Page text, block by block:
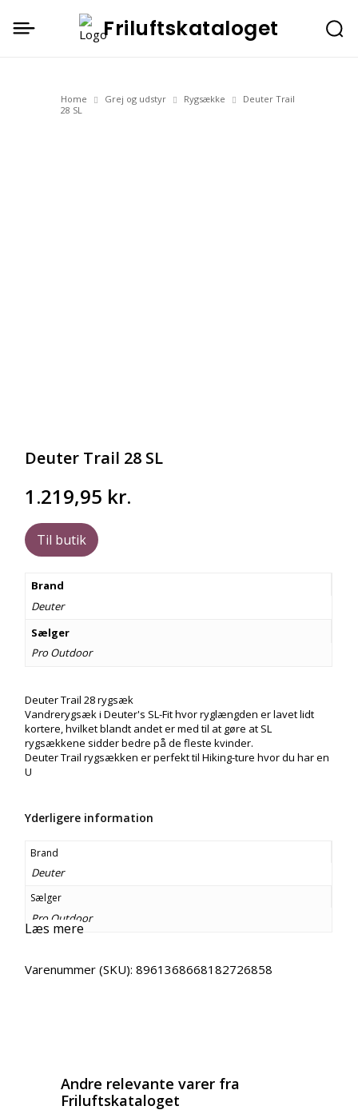
Friluftskataloget
Home Grej og udstyr Rygsække
Deuter Trail
28 SL
Deuter Trail 28 SL
1.219,95 kr.
Til butik
Brand
Deuter
Sælger
Pro Outdoor
Deuter Trail 28 rygsæk
Vandrerygsæk i Deuter's SL-Fit hvor ryglængden er lavet lidt
kortere, hvilket blandt andet er med til at gøre at SL
rygsækkene sidder bedre på de fleste kvinder.
Deuter Trail rygsækken er perfekt til Hiking-ture hvor du har en
U
Yderligere information
Brand
Deuter
Sælger
Pro Outdoor
Læs mere
Varenummer (SKU):8961368668182726858
Andre relevante varer fra
Friluftskataloget